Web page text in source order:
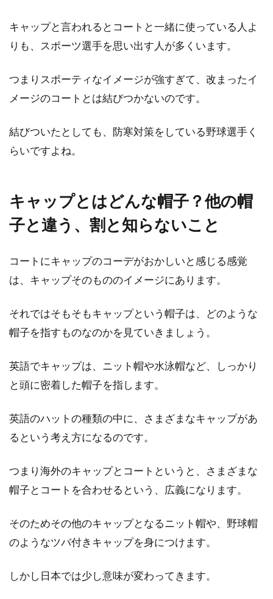
セーターをおしゃれに着こなしたい
女性におすすめのコーデ！
寒い冬には、暖かいセーターが欲しくなる女性
すことが...
ジーンズをオーダーメイドしてみませんか？人
気の岡山ジーンズの素材を使って、自分にぴっ
とめた夏の着こなし！
ャレを楽しみたい季節です。涼し気な青のジャ
只今、シャツを重ね着するレディー
いつものシャツコーデにちょっと変化が欲しい
と思ったら、レディースコーデで人気を集めて
レギンスを格好良くはきこなした
キャップと言われるとコートと一緒に使っている人よ
りも、スポーツ選手を思い出す人が多くいます。
つまりスポーティなイメージが強すぎて、改まったイ
メージのコートとは結びつかないのです。
結びついたとしても、防寒対策をしている野球選手く
らいですよね。
キャップとはどんな帽子？他の帽
子と違う、割と知らないこと
コートにキャップのコーデがおかしいと感じる感覚
は、キャップそのもののイメージにあります。
それではそもそもキャップという帽子は、どのような
帽子を指すものなのかを見ていきましょう。
英語でキャップは、ニット帽や水泳帽など、しっかり
と頭に密着した帽子を指します。
英語のハットの種類の中に、さまざまなキャップがあ
るという考え方になるのです。
つまり海外のキャップとコートというと、さまざまな
帽子とコートを合わせるという、広義になります。
そのためその他のキャップとなるニット帽や、野球帽
のようなツバ付きキャップを身につけます。
しかし日本では少し意味が変わってきます。